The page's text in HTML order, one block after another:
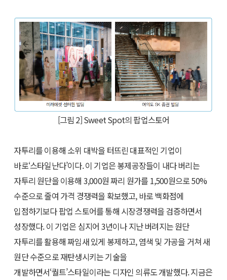
[그림 2] Sweet Spot의 팝업스토어
자투리를 이용해 소위 대박을 터뜨린 대표적인 기업이
바로‘스타일난다’이다. 이 기업은 봉제공장들이 내다 버리는
자투리 원단을 이용해 3,000원 짜리 원가를 1,500원으로 50%
수준으로 줄여 가격 경쟁력을 확보했고, 바로 백화점에
입점하기보다 팝업 스토어를 통해 시장경쟁력을 검증하면서
성장했다. 이 기업은 심지어 3년이나 지난 버려지는 원단
자투리를 활용해 짜임새 있게 봉제하고, 염색 및 가공을 거쳐 새
원단 수준으로 재탄생시키는 기술을
개발하면서‘퀄트’스타일이라는 디자인 의류도 개발했다. 지금은